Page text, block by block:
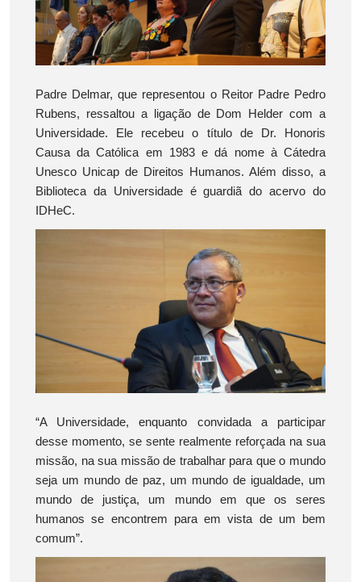
Padre Delmar, que representou o Reitor Padre Pedro
Rubens, ressaltou a ligação de Dom Helder com a
Universidade. Ele recebeu o título de Dr. Honoris
Causa da Católica em 1983 e dá nome à Cátedra
Unesco Unicap de Direitos Humanos. Além disso, a
Biblioteca da Universidade é guardiã do acervo do
IDHeC.
“A Universidade, enquanto convidada a participar
desse momento, se sente realmente reforçada na sua
missão, na sua missão de trabalhar para que o mundo
seja um mundo de paz, um mundo de igualdade, um
mundo de justiça, um mundo em que os seres
humanos se encontrem para em vista de um bem
comum”.